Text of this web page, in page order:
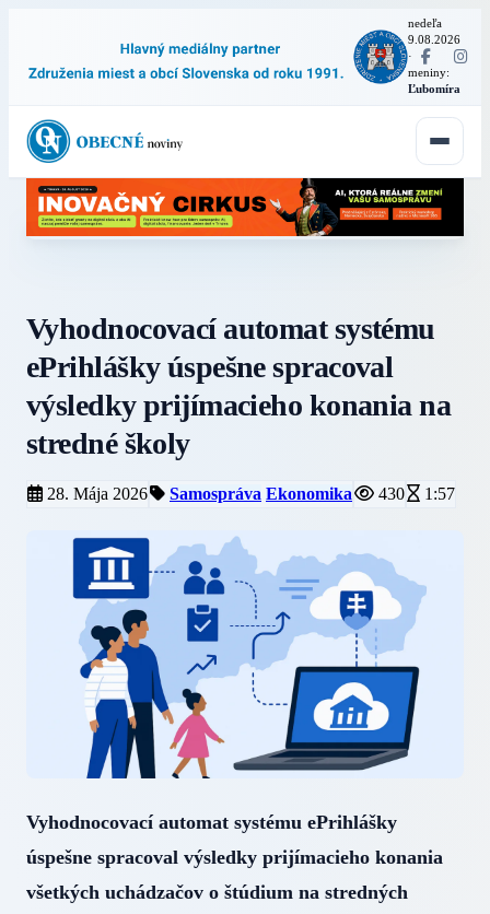
nedeľa
9.08.2026
·
meniny:
Ľubomíra
Vyhodnocovací automat systému
ePrihlášky úspešne spracoval
výsledky prijímacieho konania na
stredné školy
28. Mája 2026 Samospráva Ekonomika 430 1:57
Vyhodnocovací automat systému ePrihlášky
úspešne spracoval výsledky prijímacieho konania
všetkých uchádzačov o štúdium na stredných